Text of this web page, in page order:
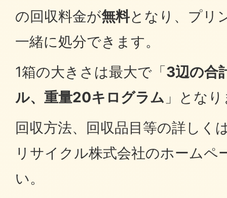
の回収料金が無料となり、プリ
一緒に処分できます。
1箱の大きさは最大で「3辺の合
ル、重量20キログラム 」とな
回収方法、回収品目等の詳しく
リサイクル株式会社のホームペ
い。